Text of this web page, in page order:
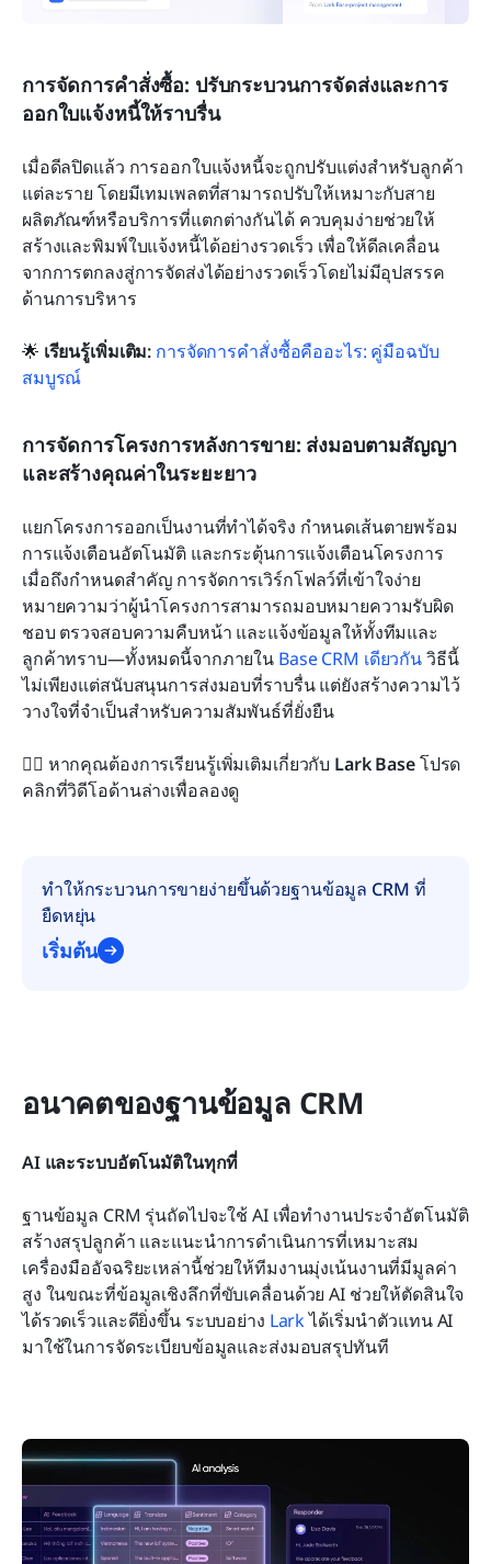
การจัดการคำสั่งซื้อ: ปรับกระบวนการจัดส่งและการ
ออกใบแจ้งหนี้ให้ราบรื่น
เมื่อดีลปิดแล้ว การออกใบแจ้งหนี้จะถูกปรับแต่งสำหรับลูกค้า
แต่ละราย โดยมีเทมเพลตที่สามารถปรับให้เหมาะกับสาย
ผลิตภัณฑ์หรือบริการที่แตกต่างกันได้ ควบคุมง่ายช่วยให้
สร้างและพิมพ์ใบแจ้งหนี้ได้อย่างรวดเร็ว เพื่อให้ดีลเคลื่อน
จากการตกลงสู่การจัดส่งได้อย่างรวดเร็วโดยไม่มีอุปสรรค
ด้านการบริหาร
🌟 เรียนรู้เพิ่มเติม: การจัดการคำสั่งซื้อคืออะไร: คู่มือฉบับ
สมบูรณ์
การจัดการโครงการหลังการขาย: ส่งมอบตามสัญญา
และสร้างคุณค่าในระยะยาว
แยกโครงการออกเป็นงานที่ทำได้จริง กำหนดเส้นตายพร้อม
การแจ้งเตือนอัตโนมัติ และกระตุ้นการแจ้งเตือนโครงการ
เมื่อถึงกำหนดสำคัญ การจัดการเวิร์กโฟลว์ที่เข้าใจง่าย
หมายความว่าผู้นำโครงการสามารถมอบหมายความรับผิด
ชอบ ตรวจสอบความคืบหน้า และแจ้งข้อมูลให้ทั้งทีมและ
ลูกค้าทราบ—ทั้งหมดนี้จากภายใน Base CRM เดียวกัน วิธีนี้
ไม่เพียงแต่สนับสนุนการส่งมอบที่ราบรื่น แต่ยังสร้างความไว้
วางใจที่จำเป็นสำหรับความสัมพันธ์ที่ยั่งยืน
💁‍♀️ หากคุณต้องการเรียนรู้เพิ่มเติมเกี่ยวกับ Lark Base โปรด
คลิกที่วิดีโอด้านล่างเพื่อลองดู
ทำให้กระบวนการขายง่ายขึ้นด้วยฐานข้อมูล CRM ที่
ยืดหยุ่น
เริ่มต้น
อนาคตของฐานข้อมูล CRM
AI และระบบอัตโนมัติในทุกที่
ฐานข้อมูล CRM รุ่นถัดไปจะใช้ AI เพื่อทำงานประจำอัตโนมัติ
สร้างสรุปลูกค้า และแนะนำการดำเนินการที่เหมาะสม
เครื่องมืออัจฉริยะเหล่านี้ช่วยให้ทีมงานมุ่งเน้นงานที่มีมูลค่า
สูง ในขณะที่ข้อมูลเชิงลึกที่ขับเคลื่อนด้วย AI ช่วยให้ตัดสินใจ
ได้รวดเร็วและดียิ่งขึ้น ระบบอย่าง Lark ได้เริ่มนำตัวแทน AI
มาใช้ในการจัดระเบียบข้อมูลและส่งมอบสรุปทันที